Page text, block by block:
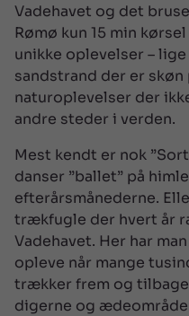
Vadehavet og det
Rømø kun 15 min
unikke oplevelser –
sandstrand der er
naturoplevelser der
andre steder i verden.
Mest kendt er nok
danser ”ballet” på
efterårsmånederne.
trækfugle der hvert år
Vadehavet. Her har
opleve når mange
trækker frem og
digerne og